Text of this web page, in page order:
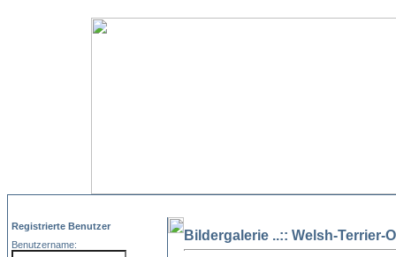
Registrierte Benutzer
Benutzername:
Bildergalerie ..:: Welsh-Terrier-